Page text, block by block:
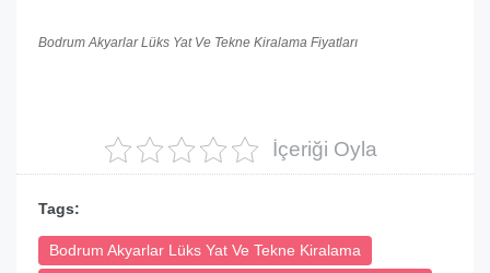
Bodrum Akyarlar Lüks Yat Ve Tekne Kiralama Fiyatları
İçeriği Oyla
Tags:
Bodrum Akyarlar Lüks Yat Ve Tekne Kiralama